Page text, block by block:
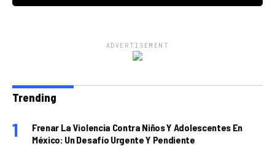
ADVERTISEMENT
Trending
Frenar La Violencia Contra Niños Y Adolescentes En
México: Un Desafío Urgente Y Pendiente